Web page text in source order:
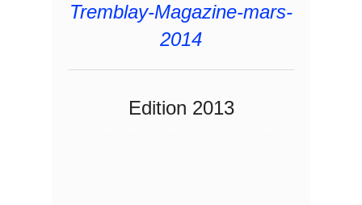
Tremblay-Magazine-mars-
2014
Edition 2013